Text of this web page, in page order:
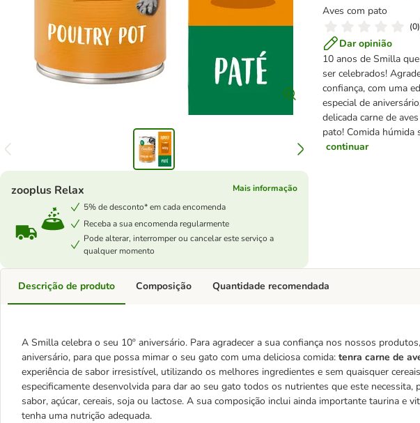
Aves com pato
(0)
Dar opinião
10 anos de Smilla
ser celebrados!
confiança, com uma
especial de
delicada carne de
pato! Comida húmida
continuar
zooplus Relax
Mais informação
5% de desconto* em cada encomenda
Receba a sua encomenda regularmente
Pode alterar, interromper ou cancelar este serviço a
qualquer momento
Descrição de produto
A Smilla celebra o seu 10º aniversário. Para agradecer a sua confiança nos nossos
aniversário, para que possa mimar o seu gato com uma deliciosa comida: tenra carne de
experiência de sabor irresistível, utilizando os melhores ingredientes e sem quaisquer
especificamente desenvolvida para dar ao seu gato todos os nutrientes que este
sabor, açúcar, cereais, soja ou lactose. A sua composição inclui ainda importante taurina e
tenha uma nutrição adequada.
Composição Quantidade recomendada